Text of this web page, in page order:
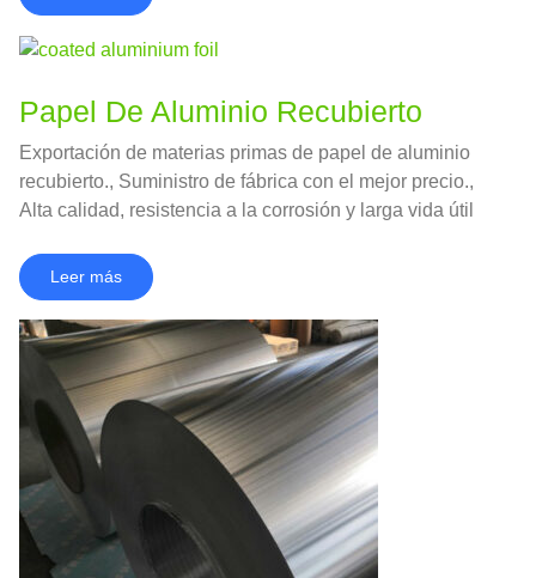
Papel De Aluminio Recubierto
Exportación de materias primas de papel de aluminio
recubierto., Suministro de fábrica con el mejor precio.,
Alta calidad, resistencia a la corrosión y larga vida útil
Leer más